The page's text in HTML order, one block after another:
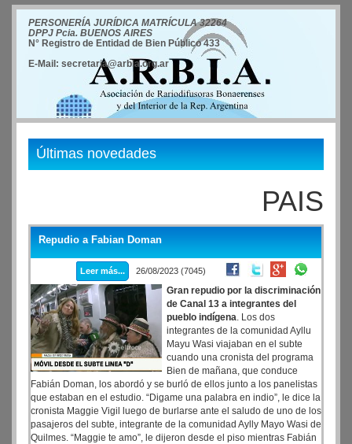
PERSONERÍA JURÍDICA MATRÍCULA 32264
DPPJ Pcia. BUENOS AIRES
N° Registro de Entidad de Bien Público 433
E-Mail: secretaria@arbia.org.ar
Últimas novedades
PAIS
Repudio a Fabian Doman
Leer más... 26/08/2023 (7045)
Gran repudio por la discriminación
de Canal 13 a integrantes del
pueblo indígena. Los dos
integrantes de la comunidad Ayllu
Mayu Wasi viajaban en el subte
cuando una cronista del programa
Bien de mañana, que conduce
Fabián Doman, los abordó y se burló de ellos junto a los panelistas
que estaban en el estudio. “Digame una palabra en indio”, le dice la
cronista Maggie Vigil luego de burlarse ante el saludo de uno de los
pasajeros del subte, integrante de la comunidad Aylly Mayo Wasi de
Quilmes. “Maggie te amo”, le dijeron desde el piso mientras Fabián